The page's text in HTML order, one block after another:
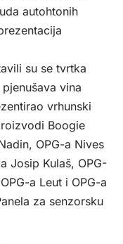
autohtonih
su se tvrtka
vina
vrhunski
Boogie
OPG-a Nives
Josip Kulaš, OPG-
a Leut i OPG-a
za senzorsku